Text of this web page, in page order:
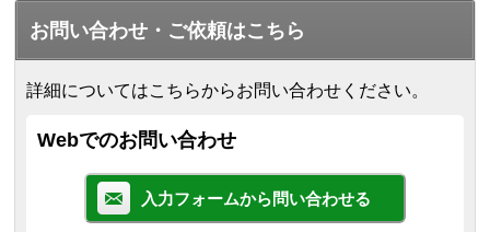
お問い合わせ・ご依頼はこちら
詳細についてはこちらからお問い合わせください。
Webでのお問い合わせ
入力フォームから問い合わせる